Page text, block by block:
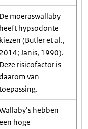
De moeraswallaby
heeft hypsodonte
kiezen (Butler et al.,
2014; Janis, 1990).
Deze risicofactor is
van
hebben
hoge